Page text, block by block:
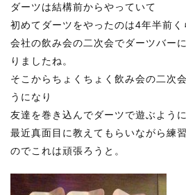
ダーツは結構前からやっていて
初めてダーツをやったのは4年半前
会社の飲み会の二次会でダーツバー
りましたね。
そこからちょくちょく飲み会の二次
うになり
友達を巻き込んでダーツで遊ぶよう
最近真面目に教えてもらいながら練
のでこれは頑張ろうと。